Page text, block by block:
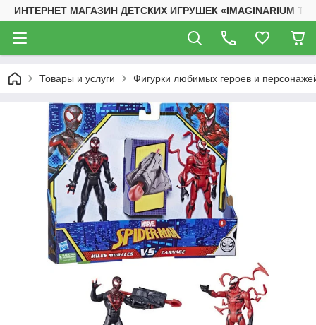
ИНТЕРНЕТ МАГАЗИН ДЕТСКИХ ИГРУШЕК «IMAGINARIUM
Товары и услуги Фигурки любимых героев и